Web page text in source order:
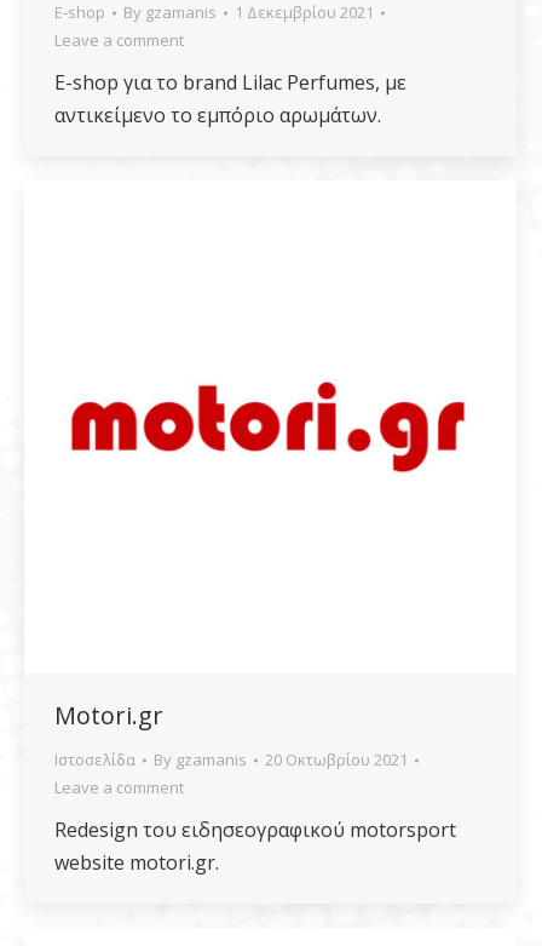
E-shop By gzamanis
1 Δεκεμβρίου 2021
Leave a comment
E-shop για το brand Lilac Perfumes, με
αντικείμενο το εμπόριο αρωμάτων.
Motori.gr
Ιστοσελίδα By gzamanis
20 Οκτωβρίου 2021
Leave a comment
Redesign του ειδησεογραφικού motorsport
website motori.gr.